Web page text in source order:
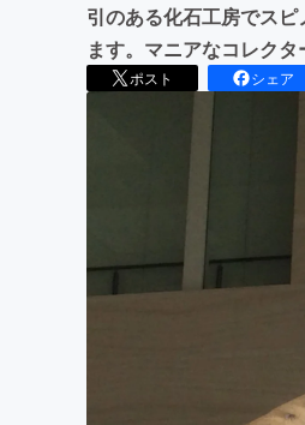
引のある化石工房でス
ます。マニアなコレク
ポスト シェア